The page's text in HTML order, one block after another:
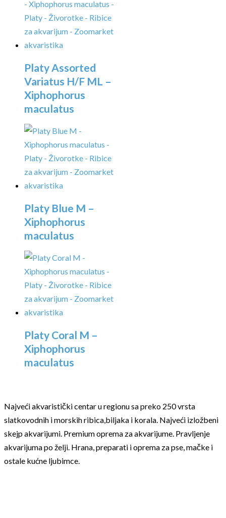
Platy Assorted
Variatus H/F ML –
Xiphophorus
maculatus
Platy Blue M –
Xiphophorus
maculatus
Platy Coral M –
Xiphophorus
maculatus
Najveći akvaristički centar u regionu sa preko 250 vrsta
slatkovodnih i morskih ribica,biljaka i korala. Najveći izložbeni
skejp akvarijumi. Premium oprema za akvarijume. Pravljenje
akvarijuma po želji. Hrana, preparati i oprema za pse, mačke i
ostale kućne ljubimce.